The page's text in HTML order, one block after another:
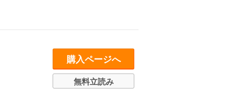
購入ページへ
無料立読み